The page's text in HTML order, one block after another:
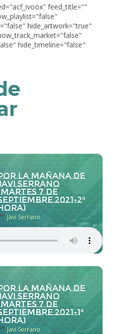
feed_title=""
hide_artwork="true"
hide_timeline="false"
la Mañana de
Serrano
7 de
2021-2ª
Javi Serrano
la Mañana de
Serrano
7 de
2021-1ª
Javi Serrano